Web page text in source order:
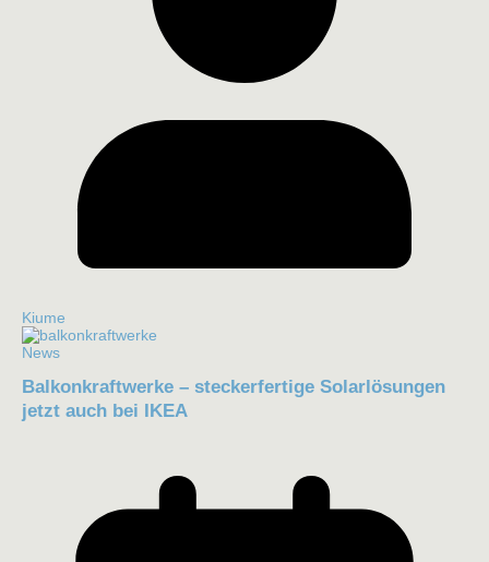
Kiume
News
Balkonkraftwerke – steckerfertige Solarlösungen
jetzt auch bei IKEA